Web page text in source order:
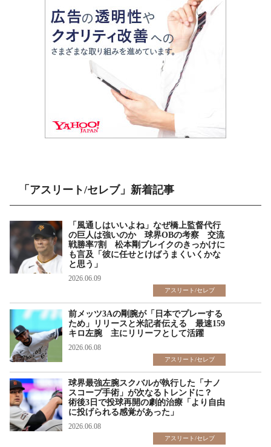
「アスリート/セレブ」新着記事
「風通しはいいよね」なぜ橋上監督代行
の巨人は強いのか 球界OBの考察 交流
戦勝率7割 松本剛ブレイクのきっかけに
も言及「彼に任せとけばうまくいくかな
と思う」
2026.06.09
アスリート/セレブ
前メッツ3Aの剛腕が「日本でプレーする
ため」リリースと米記者伝える 最速159
キロ左腕 主にリリーフとして活躍
2026.06.08
アスリート/セレブ
球界最強左腕スクバルが執行した「ナノ
スコープ手術」が次なるトレンドに？
術後3日で投球再開の劇的治療「より自由
に投げられる感覚があった」
2026.06.08
アスリート/セレブ